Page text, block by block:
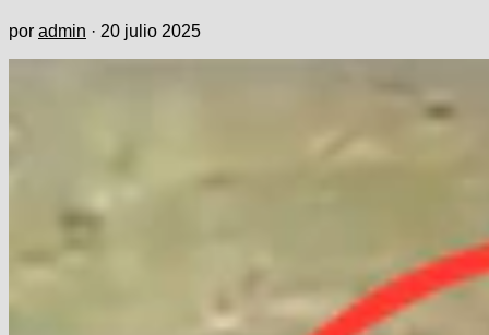
por admin · 20 julio 2025